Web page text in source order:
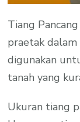
Tiang
praetak
digunakan
tanah yang
Ukuran tiang